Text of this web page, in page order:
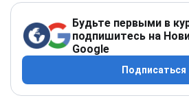
Будьте первыми в
подпишитесь на
Google
Подписаться